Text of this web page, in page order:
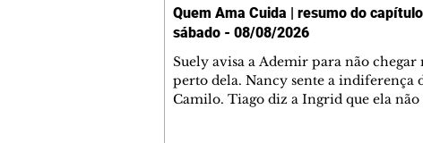
Quem Ama Cuida | resumo do
sábado - 08/08/2026
Suely avisa a Ademir para não chegar
perto dela. Nancy sente a indiferença
Camilo. Tiago diz a Ingrid que ela não